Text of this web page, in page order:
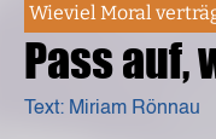
Wieviel Moral
Pass auf,
Text: Miriam Rönnau